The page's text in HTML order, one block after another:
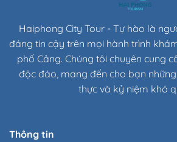
Haiphong City Tour - Tự hào là
đáng tin cậy trên mọi hành trình
phố Cảng. Chúng tôi chuyên cung
độc đáo, mang đến cho bạn
thực và kỷ niệm khó
Thông tin